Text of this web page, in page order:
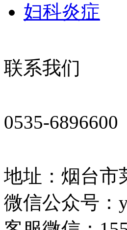
妇科炎症
联系我们
0535-6896600
地址：烟台市
微信公众号：